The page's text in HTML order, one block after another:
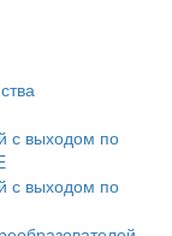
с выходом по
с выходом по